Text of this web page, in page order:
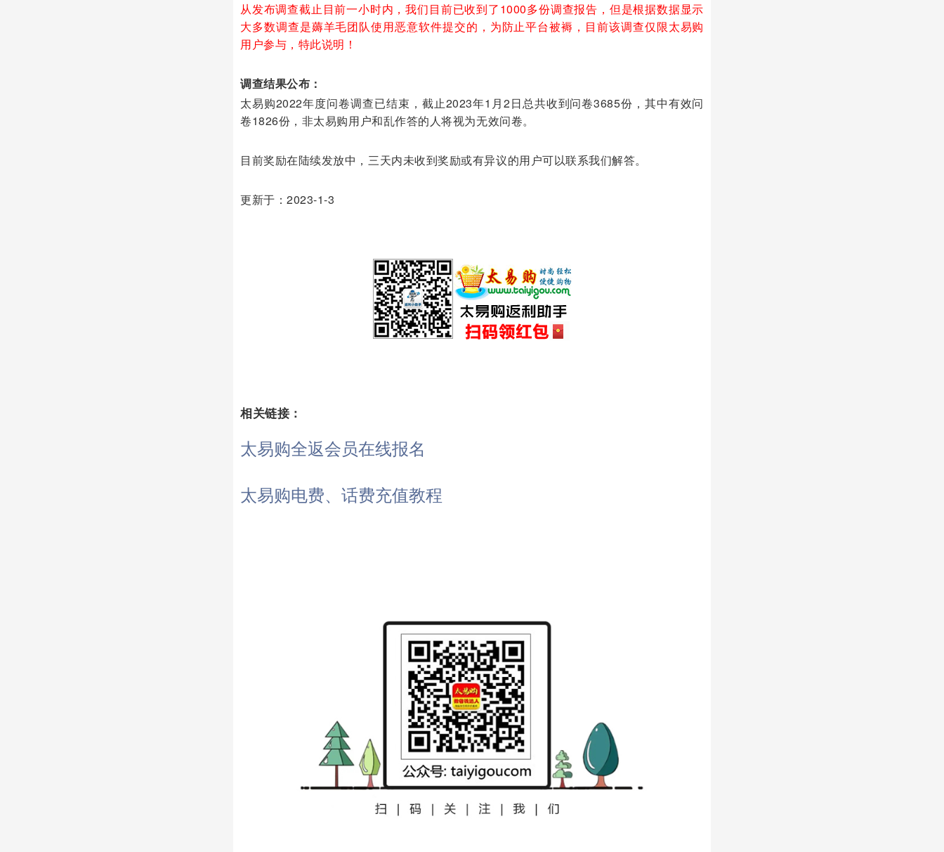
从发布调查截止目前一小时内，我们目前已收到了1000多份调查报告，但是根据数据显示
大多数调查是薅羊毛团队使用恶意软件提交的，为防止平台被褥，目前该调查仅限太易购
用户参与，特此说明！
调查结果公布：
太易购2022年度问卷调查已结束，截止2023年1月2日总共收到问卷3685份，其中有效问
卷1826份，非太易购用户和乱作答的人将视为无效问卷。
目前奖励在陆续发放中，三天内未收到奖励或有异议的用户可以联系我们解答。
更新于：2023-1-3
相关链接：
太易购全返会员在线报名
太易购电费、话费充值教程